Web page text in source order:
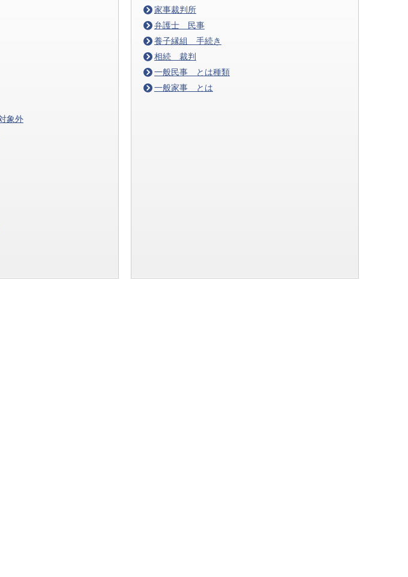
象外
家事裁判所
弁護士 民事
養子縁組 手続き
相続 裁判
一般民事 とは種類
一般家事 とは